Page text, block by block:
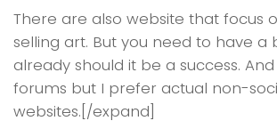
There are also website that focus
selling art. But you need to have a
already should it be a success.
forums but I prefer actual non-
websites.[/expand]